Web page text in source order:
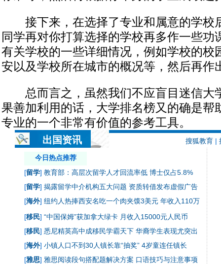
接下来，在选择了专业和属意的学校
同学再对你打算选择的学校再多作一些功
有关学校的一些详细情况，例如学校的校
安以及学校所在城市的概况等，然后再作
总而言之，虽然我们不应盲目迷信大
果善加利用的话，大学排名榜又的确是帮
专业的一个非常有价值的参考工具。
出国资讯 搜狐教育 |
今日热点推荐
[留学] 教育部：高层次留学人才回流率低 博士仅占5.8%
[留学] 揭露留学中介机构五大问题 资质转借发布虚假广告
[海外] 纽约人热捧西安名吃一个肉夹馍3美元 年收入110万
[移民] “中国保姆”获加拿大绿卡 月收入15000元人民币
[移民] 悉尼精英高中成移民学霸天下 华裔学生表现尤突出
[海外] 小镇人口不到30人镇长靠“抽奖” 4岁童连任镇长
[雅思] 雅思阅读段句搭配题解决方案 口语技巧与注意事项